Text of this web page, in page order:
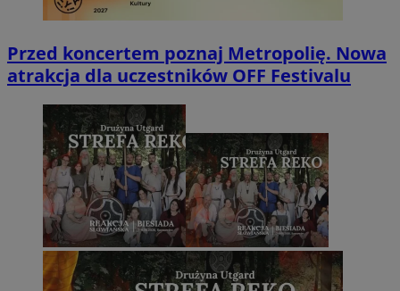
Przed koncertem poznaj Metropolię. Nowa
atrakcja dla uczestników OFF Festivalu